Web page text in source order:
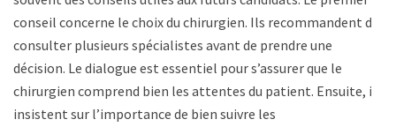
conseil concerne le choix du chirurgien. Ils recommandent de
consulter plusieurs spécialistes avant de prendre une
décision. Le dialogue est essentiel pour s’assurer que le
chirurgien comprend bien les attentes du patient. Ensuite, ils
insistent sur l’importance de bien suivre les